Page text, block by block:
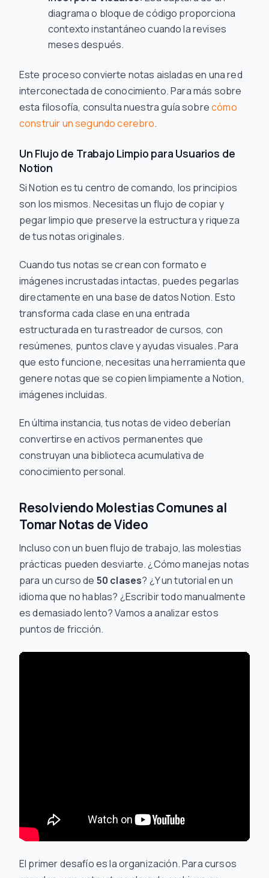
diagrama o bloque de código proporciona
contexto instantáneo cuando la revises
meses después.
Este proceso convierte notas aisladas en una red
interconectada de conocimiento. Para más sobre
esta filosofía, consulta nuestra guía sobrecómo
construir un segundo cerebro.
Un Flujo de Trabajo Limpio para Usuarios de
Notion
Si Notion es tu centro de comando, los principios
son los mismos. Necesitas un flujo de copiar y
pegar limpio que preserve la estructura y riqueza
de tus notas originales.
Cuando tus notas se crean con formato e
imágenes incrustadas intactas, puedes pegarlas
directamente en una base de datos Notion. Esto
transforma cada clase en una entrada
estructurada en tu rastreador de cursos, con
resúmenes, puntos clave y ayudas visuales. Para
que esto funcione, necesitas una herramienta que
genere notas que se copien limpiamente a Notion,
imágenes incluidas.
En última instancia, tus notas de video deberían
convertirse en activos permanentes que
construyan una biblioteca acumulativa de
conocimiento personal.
Resolviendo Molestias Comunes al
Tomar Notas de Video
Incluso con un buen flujo de trabajo, las molestias
prácticas pueden desviarte. ¿Cómo manejas notas
para un curso de 50 clases? ¿Y un tutorial en un
idioma que no hablas? ¿Escribir todo manualmente
es demasiado lento? Vamos a analizar estos
puntos de fricción.
El primer desafío es la organización. Para cursos